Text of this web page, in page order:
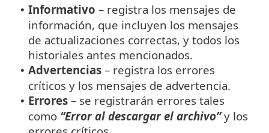
• Informativo – registra los mensajes de
información, que incluyen los mensajes
de actualizaciones correctas, y todos los
historiales antes mencionados.
• Advertencias – registra los errores
críticos y los mensajes de advertencia.
• Errores – se registrarán errores tales
como “Error al descargar el archivo”y los